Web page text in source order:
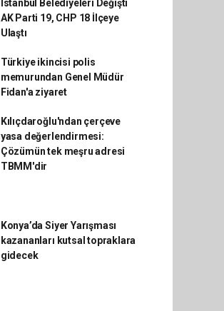
Istanbul Belediyeleri Değişti
AK Parti 19, CHP 18 İlçeye
Ulaştı
Türkiye ikincisi polis
memurundan Genel Müdür
Fidan'a ziyaret
Kılıçdaroğlu'ndan çerçeve
yasa değerlendirmesi:
Çözümün tek meşru adresi
TBMM'dir
Konya’da Siyer Yarışması
kazananları kutsal topraklara
gidecek